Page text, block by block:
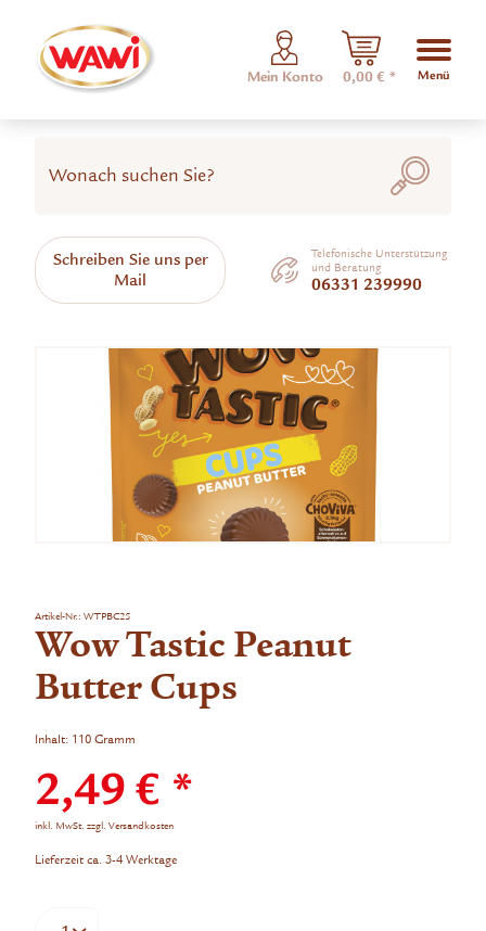
Mein Konto 0,00 € * Menü
Schreiben Sie uns per
Mail
Telefonische Unterstützung
und Beratung
06331 239990
Artikel-Nr.:WTPBC25
Wow Tastic Peanut
Butter Cups
Inhalt: 110 Gramm
2,49 € *
inkl. MwSt.zzgl. Versandkosten
Lieferzeit ca. 3-4 Werktage